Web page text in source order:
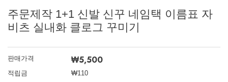
주문제작 1+1 신발 신꾸 네임택 이름표 자
비츠 실내화 클로그 꾸미기
판매가격 ₩5,500
적립금
₩110